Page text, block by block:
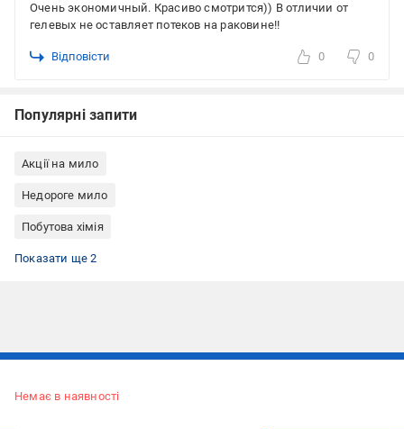
Очень экономичный. Красиво смотрится)) В отличии от
гелевых не оставляет потеков на раковине!!
Відповісти 0 0
Популярні запити
Акції на мило
Недороге мило
Побутова хімія
Мило з дозатором
Мило Manorm
Показати ще 2
Немає в наявності